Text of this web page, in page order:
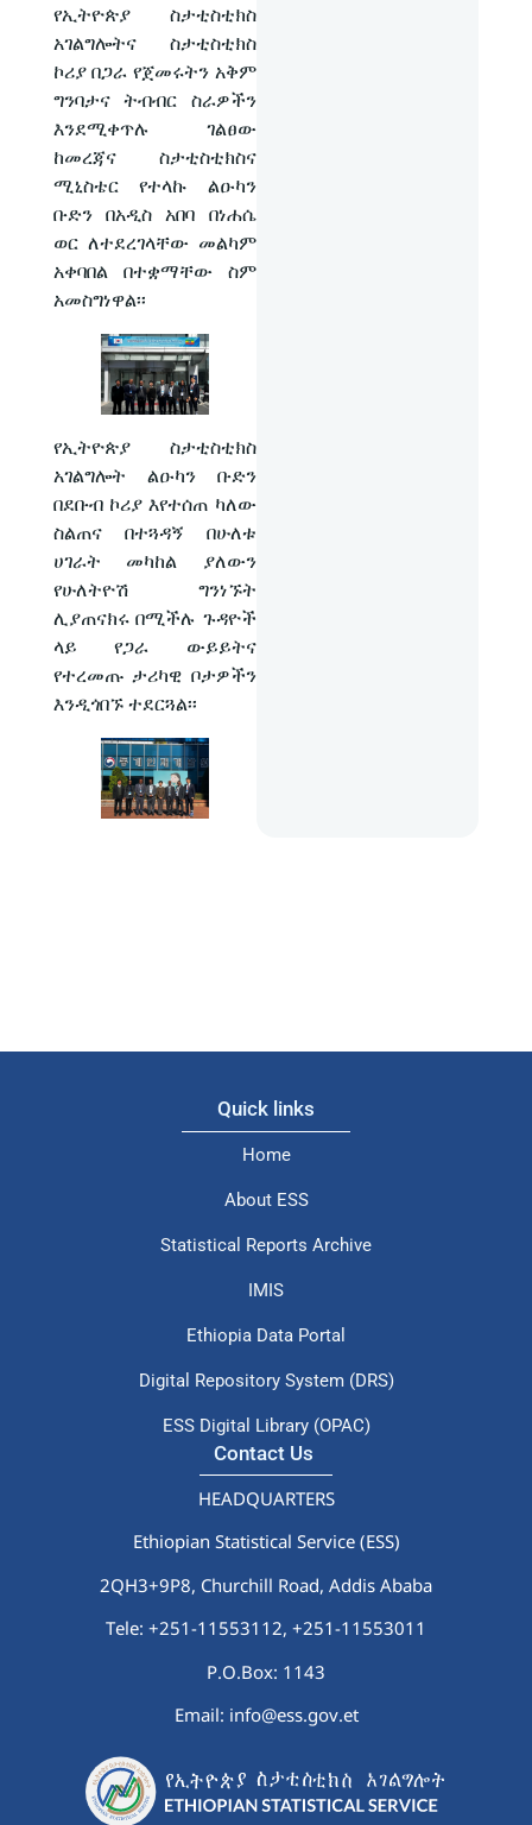
የኢትዮጵያ ስታቲስቲክስ
አገልግሎትና ስታቲስቲክስ
ኮሪያ በጋራ የጀመሩትን አቅም
ግንባታና ትብብር ስራዎችን
እንደሚቀጥሉ ገልፀው
ከመረጃና ስታቲስቲክስና
ሚኒስቴር የተላኩ ልዑካን
ቡድን በአዲስ አበባ በነሐሴ
ወር ለተደረገላቸው መልካም
አቀባበል በተቋማቸው ስም
አመስግነዋል፡፡
የኢትዮጵያ ስታቲስቲክስ
አገልግሎት ልዑካን ቡድን
በደቡብ ኮሪያ እየተሰጠ ካለው
ስልጠና በተጓዳኝ በሁለቱ
ሀገራት መካከል ያለውን
የሁለትዮሽ ግንነኙት
ሊያጠናክሩ በሚችሉ ጉዳዮች
ላይ የጋራ ውይይትና
የተረመጡ ታሪካዊ ቦታዎችን
እንዲጎበኙ ተደርጓል፡፡
Quick links
Home
About ESS
Statistical Reports Archive
IMIS
Ethiopia Data Portal
Digital Repository System (DRS)
ESS Digital Library (OPAC)
Contact Us
HEADQUARTERS
Ethiopian Statistical Service (ESS)
2QH3+9P8, Churchill Road, Addis Ababa
Tele: +251-11553112, +251-11553011
P.O.Box: 1143
Email: info@ess.gov.et